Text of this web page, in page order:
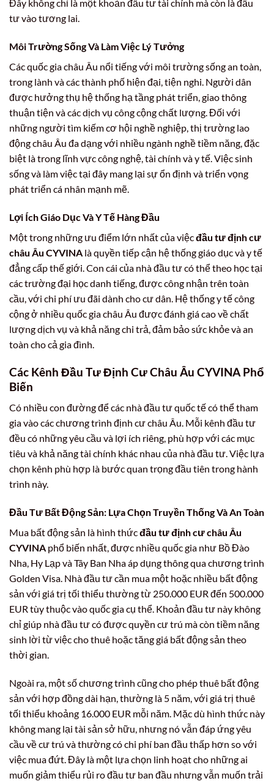
Đây không chỉ là một khoản đầu tư tài chính mà còn là đầu
tư vào tương lai.
Môi Trường Sống Và Làm Việc Lý Tưởng
Các quốc gia châu Âu nổi tiếng với môi trường sống an toàn,
trong lành và các thành phố hiện đại, tiện nghi. Người dân
được hưởng thụ hệ thống hạ tầng phát triển, giao thông
thuận tiện và các dịch vụ công cộng chất lượng. Đối với
những người tìm kiếm cơ hội nghề nghiệp, thị trường lao
động châu Âu đa dạng với nhiều ngành nghề tiềm năng, đặc
biệt là trong lĩnh vực công nghệ, tài chính và y tế. Việc sinh
sống và làm việc tại đây mang lại sự ổn định và triển vọng
phát triển cá nhân mạnh mẽ.
Lợi Ích Giáo Dục Và Y Tế Hàng Đầu
Một trong những ưu điểm lớn nhất của việcđầu tư định cư
châu Âu CYVINA là quyền tiếp cận hệ thống giáo dục và y tế
đẳng cấp thế giới. Con cái của nhà đầu tư có thể theo học tại
các trường đại học danh tiếng, được công nhận trên toàn
cầu, với chi phí ưu đãi dành cho cư dân. Hệ thống y tế công
cộng ở nhiều quốc gia châu Âu được đánh giá cao về chất
lượng dịch vụ và khả năng chi trả, đảm bảo sức khỏe và an
toàn cho cả gia đình.
Các Kênh Đầu Tư Định Cư Châu Âu CYVINA Phổ
Biến
Có nhiều con đường để các nhà đầu tư quốc tế có thể tham
gia vào các chương trình định cư châu Âu. Mỗi kênh đầu tư
đều có những yêu cầu và lợi ích riêng, phù hợp với các mục
tiêu và khả năng tài chính khác nhau của nhà đầu tư. Việc lựa
chọn kênh phù hợp là bước quan trọng đầu tiên trong hành
trình này.
Đầu Tư Bất Động Sản: Lựa Chọn Truyền Thống Và An Toàn
Mua bất động sản là hình thứcđầu tư định cư châu Âu
CYVINA phổ biến nhất, được nhiều quốc gia như Bồ Đào
Nha, Hy Lạp và Tây Ban Nha áp dụng thông qua chương trình
Golden Visa. Nhà đầu tư cần mua một hoặc nhiều bất động
sản với giá trị tối thiểu thường từ 250.000 EUR đến 500.000
EUR tùy thuộc vào quốc gia cụ thể. Khoản đầu tư này không
chỉ giúp nhà đầu tư có được quyền cư trú mà còn tiềm năng
sinh lời từ việc cho thuê hoặc tăng giá bất động sản theo
thời gian.
Ngoài ra, một số chương trình cũng cho phép thuê bất động
sản với hợp đồng dài hạn, thường là 5 năm, với giá trị thuê
tối thiểu khoảng 16.000 EUR mỗi năm. Mặc dù hình thức này
không mang lại tài sản sở hữu, nhưng nó vẫn đáp ứng yêu
cầu về cư trú và thường có chi phí ban đầu thấp hơn so với
việc mua đứt. Đây là một lựa chọn linh hoạt cho những ai
muốn giảm thiểu rủi ro đầu tư ban đầu nhưng vẫn muốn trải